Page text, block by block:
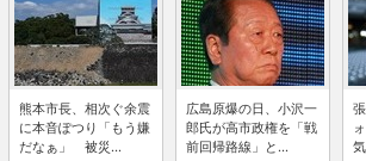
熊本市長、相次ぐ余震
に本音ぽつり「もう嫌
だなぁ」 被災...
広島原爆の日、小沢一
郎氏が高市政権を「戦
前回帰路線」と...